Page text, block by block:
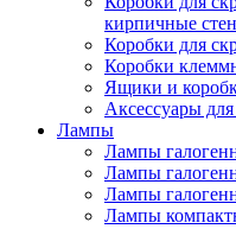
кирпичные
Коробки для
Коробки
Ящики и
Аксессуары
Лампы
Лампы
Лампы
Лампы
Лампы